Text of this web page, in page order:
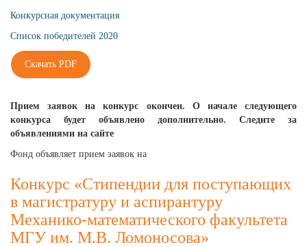
Конкурсная документация
Список победителей 2020
Скачать PDF
Прием заявок на конкурс окончен. О начале следующего
конкурса будет объявлено дополнительно. Следите за
объявлениями на сайте
Фонд объявляет прием заявок на
Конкурс «Стипендии для поступающих
в магистратуру и аспирантуру
Механико-математического факультета
МГУ им. М.В. Ломоносова»